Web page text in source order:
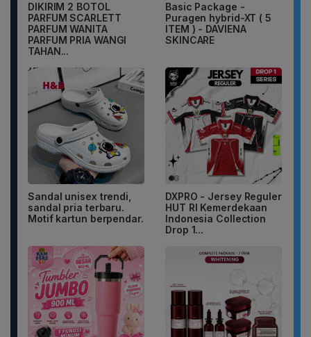
DIKIRIM 2 BOTOL
PARFUM SCARLETT
PARFUM WANITA
PARFUM PRIA WANGI
TAHAN...
Basic Package -
Puragen hybrid-XT ( 5
ITEM ) - DAVIENA
SKINCARE
Sandal unisex trendi,
sandal pria terbaru.
Motif kartun berpendar.
DXPRO - Jersey Reguler
HUT RI Kemerdekaan
Indonesia Collection
Drop 1...